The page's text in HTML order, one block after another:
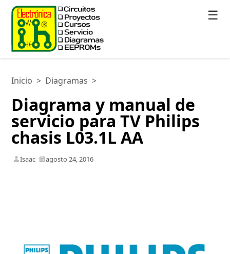
☰
Inicio > Diagramas >
Diagrama y manual de
servicio para TV Philips
chasis L03.1L AA
Isaac agosto 24, 2016